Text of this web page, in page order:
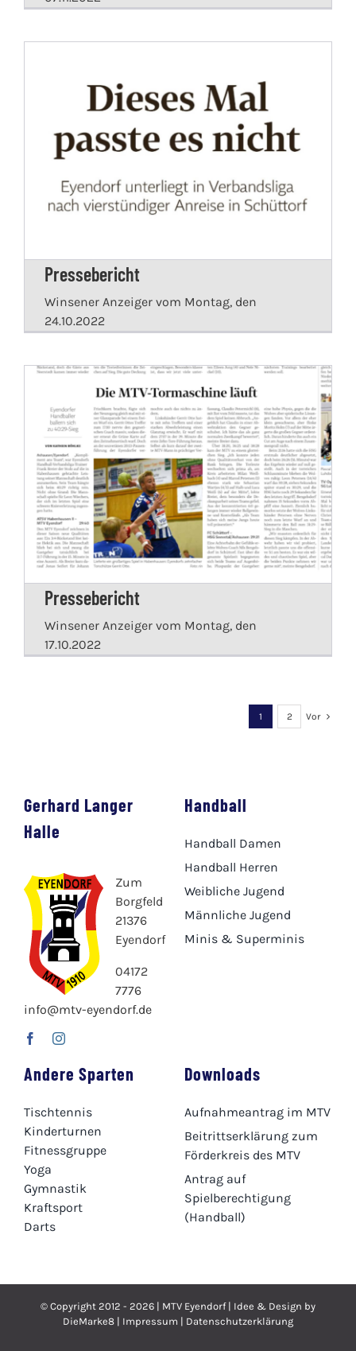
Pressebericht
Winsener Anzeiger vom Montag, den
24.10.2022
Pressebericht
Winsener Anzeiger vom Montag, den
17.10.2022
1 2 Vor
Gerhard Langer
Halle
Zum
Borgfeld
21376
Eyendorf
04172
7776
info@mtv-eyendorf.de
Handball
Handball Damen
Handball Herren
Weibliche Jugend
Männliche Jugend
Minis & Superminis
Andere Sparten
Tischtennis
Kinderturnen
Fitnessgruppe
Yoga
Gymnastik
Kraftsport
Darts
Downloads
Aufnahmeantrag im MTV
Beitrittserklärung zum
Förderkreis des MTV
Antrag auf
Spielberechtigung
(Handball)
© Copyright 2012 - 2026 | MTV Eyendorf| Idee & Design by
DieMarke8 | Impressum | Datenschutzerklärung